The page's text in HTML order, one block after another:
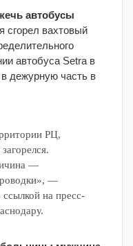
автобусы
сгорел вахтовый
автобуса Setra в
дежурную часть в
РЦ,
—
—
на пресс-